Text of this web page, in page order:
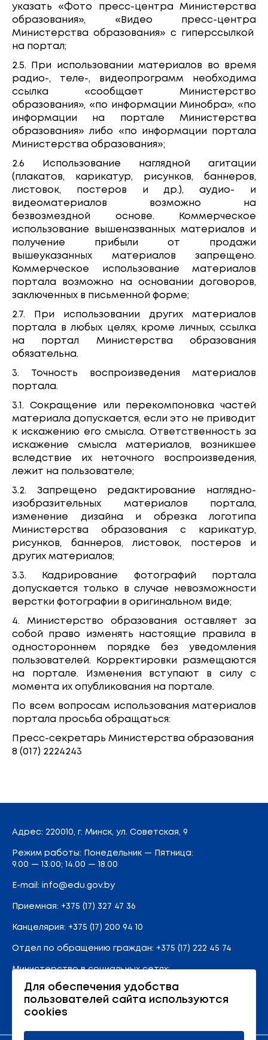
указать «Фото пресс-центра Министерства
образования», «Видео пресс-центра
Министерства образования» с гиперссылкой
на портал;
2.5. При использовании материалов во время
радио-, теле-, видеопрограмм необходима
ссылка «сообщает Министерство
образования», «по информации Минобра», «по
информации на портале Министерства
образования» либо «по информации портала
Министерства образования»;
2.6 Использование наглядной агитации
(плакатов, карикатур, рисунков, баннеров,
листовок, постеров и др.), аудио- и
видеоматериалов возможно на
безвозмездной основе. Коммерческое
использование вышеназванных материалов и
получение прибыли от продажи
вышеуказанных материалов запрещено.
Коммерческое использование материалов
портала возможно на основании договоров,
заключенных в письменной форме;
2.7. При использовании других материалов
портала в любых целях, кроме личных, ссылка
на портал Министерства образования
обязательна.
3. Точность воспроизведения материалов
портала.
3.1. Сокращение или перекомпоновка частей
материала допускается, если это не приводит
к искажению его смысла. Ответственность за
искажение смысла материалов, возникшее
вследствие их неточного воспроизведения,
лежит на пользователе;
3.2. Запрещено редактирование наглядно-
изобразительных материалов портала,
изменение дизайна и обрезка логотипа
Министерства образования с карикатур,
рисунков, баннеров, листовок, постеров и
других материалов;
3.3. Кадрирование фотографий портала
допускается только в случае невозможности
верстки фотографии в оригинальном виде;
4. Министерство образования оставляет за
собой право изменять настоящие правила в
одностороннем порядке без уведомления
пользователей. Корректировки размещаются
на портале. Изменения вступают в силу с
момента их опубликования на портале.
По всем вопросам использования материалов
портала просьба обращаться:
Пресс-секретарь Министерства образования
8 (017) 2224243
Адрес: 220010, г. Минск, ул. Советская, 9
Режим работы: Понедельник — Пятница:
9.00 — 13.00; 14.00 — 18.00
E-mail: info@edu.gov.by
Приемная: +375 (17) 327 47 36
Канцелярия: +375 (17) 200 94 10
Отдел по обращению граждан: +375 (17) 222 45 74
Министерство в социальных сетях:
Карта сайта
Для обеспечения удобства
пользователей сайта используются
cookies